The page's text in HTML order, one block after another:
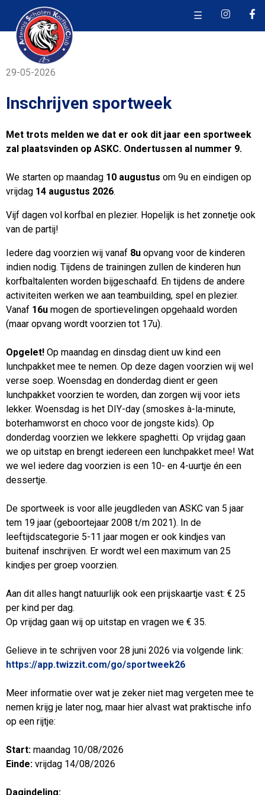
☰
29-05-2026
Inschrijven sportweek
Met trots melden we dat er ook dit jaar een sportweek
zal plaatsvinden op ASKC. Ondertussen al nummer 9.
We starten op maandag 10 augustus om 9u en eindigen op
vrijdag 14 augustus 2026.
Vijf dagen vol korfbal en plezier. Hopelijk is het zonnetje ook
van de partij!
Iedere dag voorzien wij vanaf 8u opvang voor de kinderen
indien nodig. Tijdens de trainingen zullen de kinderen hun
korfbaltalenten worden bijgeschaafd. En tijdens de andere
activiteiten werken we aan teambuilding, spel en plezier.
Vanaf 16u mogen de sportievelingen opgehaald worden
(maar opvang wordt voorzien tot 17u).
Opgelet! Op maandag en dinsdag dient uw kind een
lunchpakket mee te nemen. Op deze dagen voorzien wij wel
verse soep. Woensdag en donderdag dient er geen
lunchpakket voorzien te worden, dan zorgen wij voor iets
lekker. Woensdag is het DIY-day (smoskes à-la-minute,
boterhamworst en choco voor de jongste kids). Op
donderdag voorzien we lekkere spaghetti. Op vrijdag gaan
we op uitstap en brengt iedereen een lunchpakket mee! Wat
we wel iedere dag voorzien is een 10- en 4-uurtje én een
dessertje.
De sportweek is voor alle jeugdleden van ASKC van 5 jaar
tem 19 jaar (geboortejaar 2008 t/m 2021). In de
leeftijdscategorie 5-11 jaar mogen er ook kindjes van
buitenaf inschrijven. Er wordt wel een maximum van 25
kindjes per groep voorzien.
Aan dit alles hangt natuurlijk ook een prijskaartje vast: € 25
per kind per dag.
Op vrijdag gaan wij op uitstap en vragen we € 35.
Gelieve in te schrijven voor 28 juni 2026 via volgende link:
https://app.twizzit.com/go/sportweek26
Meer informatie over wat je zeker niet mag vergeten mee te
nemen krijg je later nog, maar hier alvast wat praktische info
op een rijtje:
Start: maandag 10/08/2026
Einde: vrijdag 14/08/2026
Dagindeling: